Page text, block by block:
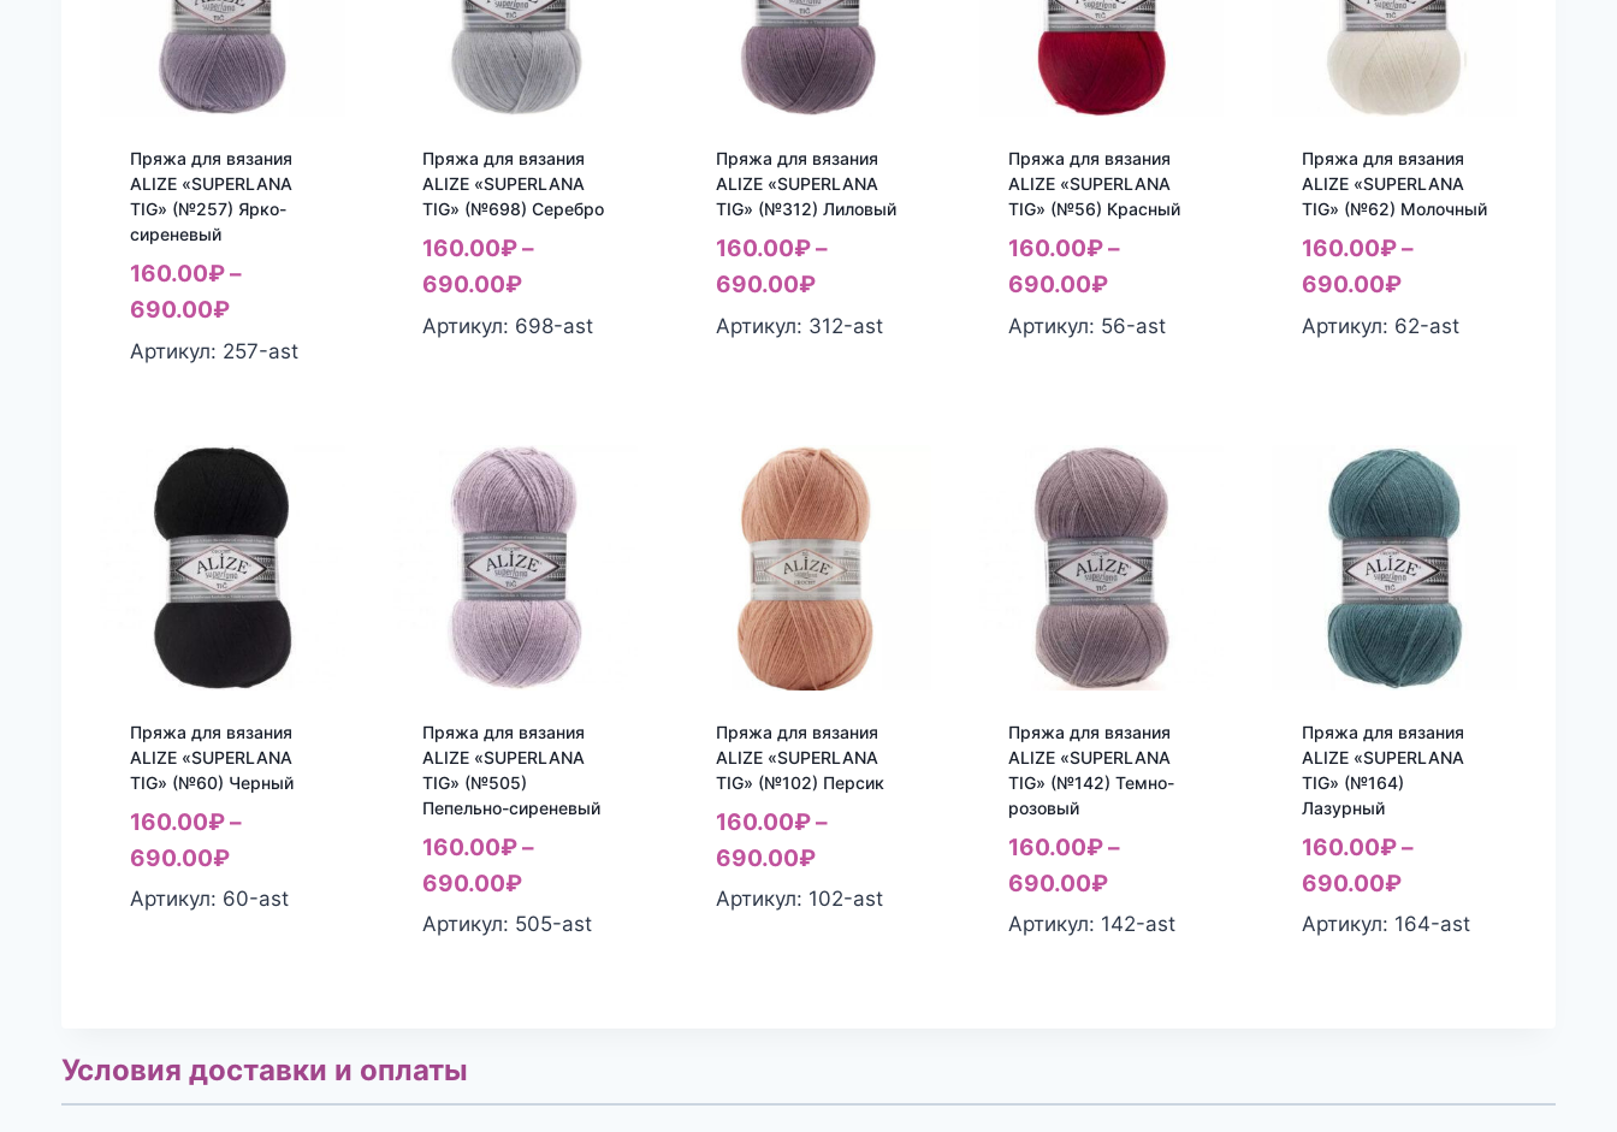
Пряжа для вязания
ALIZE «SUPERLANA
TIG» (№257) Ярко-
сиреневый
160.00₽–
690.00₽
Артикул: 257-ast
Пряжа для вязания
ALIZE «SUPERLANA
TIG» (№698) Серебро
160.00₽–
690.00₽
Артикул: 698-ast
Пряжа для вязания
ALIZE «SUPERLANA
TIG» (№312) Лиловый
160.00₽–
690.00₽
Артикул: 312-ast
Пряжа для вязания
ALIZE «SUPERLANA
TIG» (№56) Красный
160.00₽–
690.00₽
Артикул: 56-ast
Пряжа для вязания
ALIZE «SUPERLANA
TIG» (№62) Молочный
160.00₽–
690.00₽
Артикул: 62-ast
Пряжа для вязания
ALIZE «SUPERLANA
TIG» (№60) Черный
160.00₽–
690.00₽
Артикул: 60-ast
Пряжа для вязания
ALIZE «SUPERLANA
TIG» (№505)
Пепельно-сиреневый
160.00₽–
690.00₽
Артикул: 505-ast
Пряжа для вязания
ALIZE «SUPERLANA
TIG» (№102) Персик
160.00₽–
690.00₽
Артикул: 102-ast
Пряжа для вязания
ALIZE «SUPERLANA
TIG» (№142) Темно-
розовый
160.00₽–
690.00₽
Артикул: 142-ast
Пряжа для вязания
ALIZE «SUPERLANA
TIG» (№164)
Лазурный
160.00₽–
690.00₽
Артикул: 164-ast
Условия доставки и оплаты